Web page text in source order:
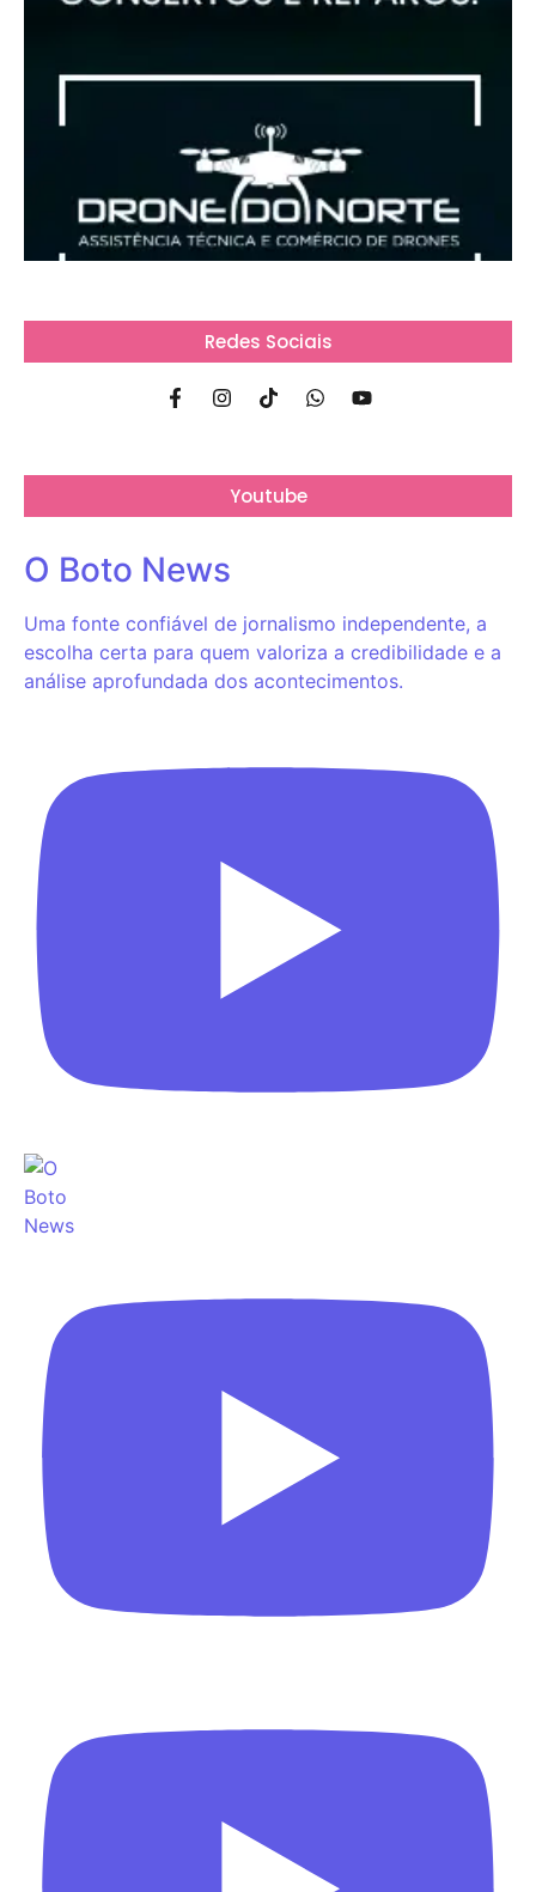
Redes Sociais
Youtube
O Boto News
Uma fonte confiável de jornalismo independente, a
escolha certa para quem valoriza a credibilidade e a
análise aprofundada dos acontecimentos.